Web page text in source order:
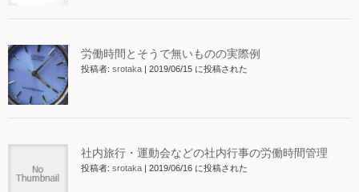
労働時間とそうで無いものの実際例
投稿者: srotaka 2019/06/15 に投稿された
社内旅行・運動会などの社内行事の労働時間管理
投稿者: srotaka 2019/06/16 に投稿された